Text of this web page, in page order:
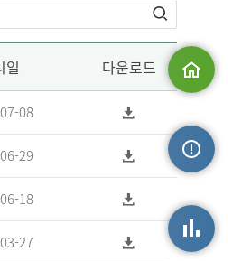
맵
일 다운로드
08
29
18
27